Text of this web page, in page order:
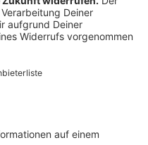
Consent
Ihre
YouTube